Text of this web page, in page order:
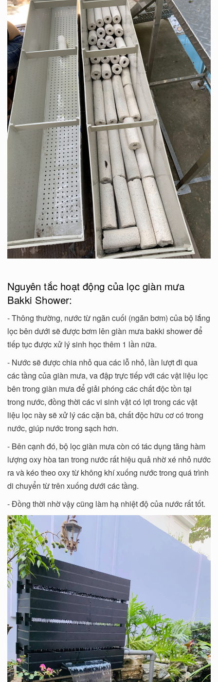
Nguyên tắc hoạt động của lọc giàn mưa
Bakki Shower:
- Thông thường, nước từ ngăn cuối (ngăn bơm) của bộ lắng
lọc bên dưới sẽ được bơm lên giàn mưa bakki shower để
tiếp tục được xử lý sinh học thêm 1 lần nữa.
- Nước sẽ được chia nhỏ qua các lỗ nhỏ, lần lượt đi qua
các tầng của giàn mưa, va đập trực tiếp với các vật liệu lọc
bên trong giàn mưa để giải phóng các chất độc tồn tại
trong nước, đồng thời các vi sinh vật có lợi trong các vật
liệu lọc này sẽ xử lý các cặn bã, chất độc hữu cơ có trong
nước, giúp nước trong sạch hơn.
- Bên cạnh đó, bộ lọc giàn mưa còn có tác dụng tăng hàm
lượng oxy hòa tan trong nước rất hiệu quả nhờ xé nhỏ nước
ra và kéo theo oxy từ không khí xuống nước trong quá trình
di chuyển từ trên xuống dưới các tầng.
- Đồng thời nhờ vậy cũng làm hạ nhiệt độ của nước rất tốt.